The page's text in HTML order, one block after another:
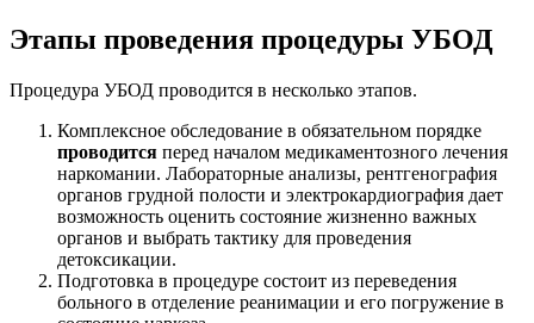
Этапы проведения процедуры УБОД
Процедура УБОД проводится в несколько этапов.
Комплексное обследование в обязательном порядке
проводится перед началом медикаментозного лечения
наркомании. Лабораторные анализы, рентгенография
органов грудной полости и электрокардиография дает
возможность оценить состояние жизненно важных
органов и выбрать тактику для проведения
детоксикации.
Подготовка в процедуре состоит из переведения
больного в отделение реанимации и его погружение в